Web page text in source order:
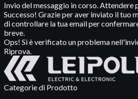
Invio del messaggio in corso. Attendere
Successo! Grazie per aver inviato il tuo
di controllare la tua email per
breve.
Ops! Si è verificato un problema
Riprova.
Categorie di Prodotto